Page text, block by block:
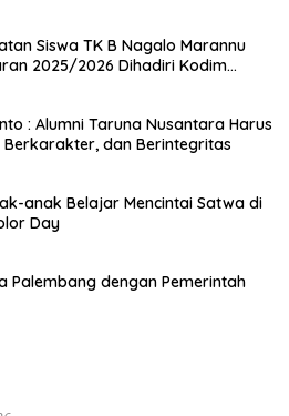
Siswa TK B Nagalo Marannu
2025/2026 Dihadiri Kodim
: Alumni Taruna Nusantara Harus
dan Berintegritas
anak Belajar Mencintai Satwa di
Day
Palembang dengan Pemerintah